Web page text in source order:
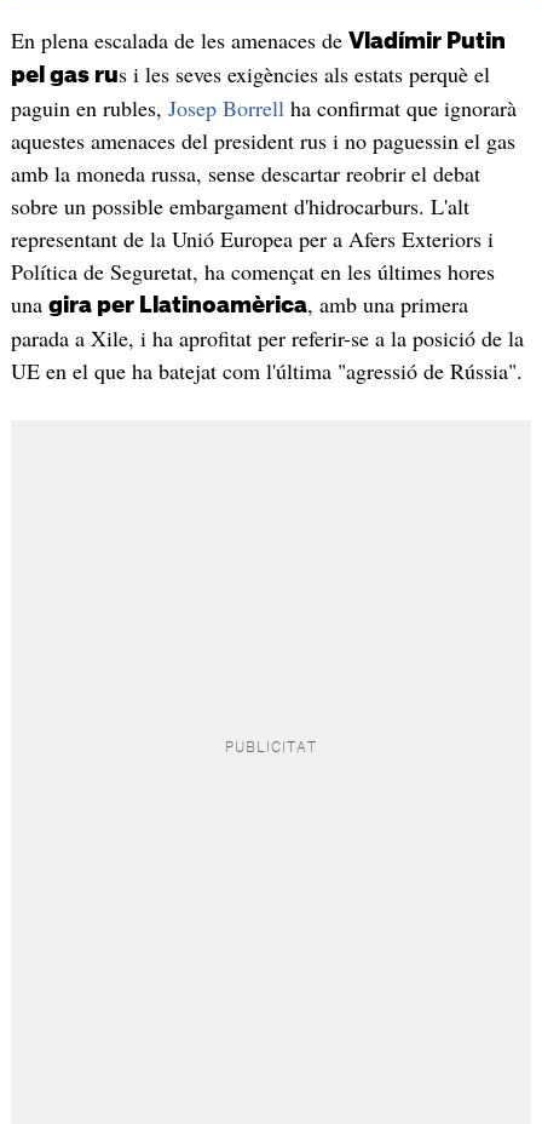
En plena escalada de les amenaces de Vladímir Putin
pel gas rus i les seves exigències als estats perquè el
paguin en rubles, Josep Borrellha confirmat que ignorarà
aquestes amenaces del president rus i no paguessin el gas
amb la moneda russa, sense descartar reobrir el debat
sobre un possible embargament d'hidrocarburs. L'alt
representant de la Unió Europea per a Afers Exteriors i
Política de Seguretat, ha començat en les últimes hores
una gira per Llatinoamèrica, amb una primera
parada a Xile, i ha aprofitat per referir-se a la posició de la
UE en el que ha batejat com l'última "agressió de Rússia".